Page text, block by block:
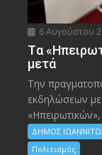
6 Αυγούστου
Tα
μετά
Την
εκδηλώσεων
ΔΗΜΟΣ
Πολιτισμός